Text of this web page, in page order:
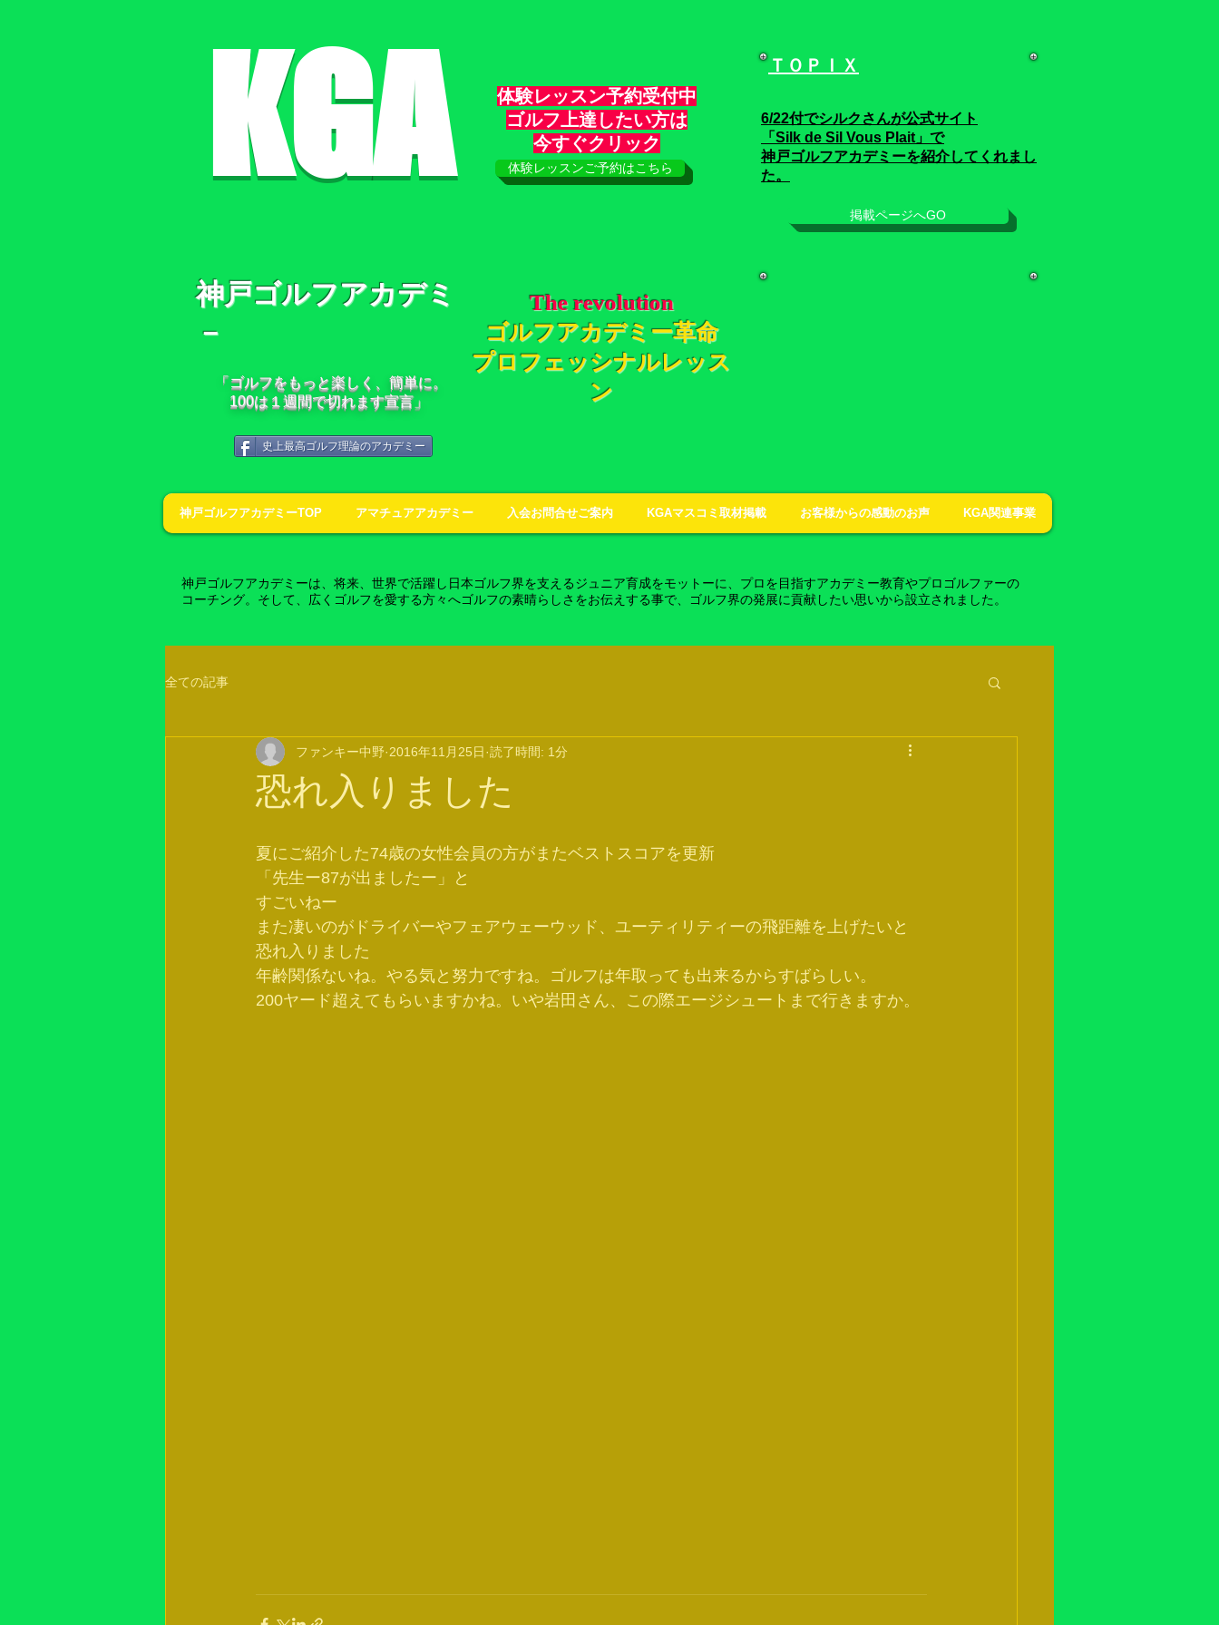
KGA
体験レッスン予約受付中
ゴルフ上達したい方は
​今すぐクリック
体験レッスンご予約はこちら
神戸ゴルフアカデミ
－
「ゴルフをもっと楽しく、簡単に。
100は１週間で切れます宣言」
The revolution
ゴルフアカデミー革命
プロフェッシナルレッス
ン
ＴＯＰＩＸ
6/22付でシルクさんが公式サイト
「Silk de Sil Vous Plait」 で
神戸ゴルフアカデミーを紹介してくれまし
た。
掲載ページへGO
史上最高ゴルフ理論のアカデミー
神戸ゴルフアカデミーTOP アマチュアアカデミー 入会お問合せご案内 KGAマスコミ取材掲載 お客様からの感動のお声 KGA関連事業
神戸ゴルフアカデミーは、将来、世界で活躍し日本ゴルフ界を支えるジュニア育成をモットーに、プロを目指すアカデミー教育やプロゴルファーの
コーチング。そして、広くゴルフを愛する方々へゴルフの素晴らしさをお伝えする事で、ゴルフ界の発展に貢献したい思いから設立されました。
全ての記事
恐れ入りました
ファンキー中野 2016年11月25日 読了時間: 1分
夏にご紹介した74歳の女性会員の方がまたベストスコアを更新
「先生ー87が出ましたー」と
すごいねー
また凄いのがドライバーやフェアウェーウッド、ユーティリティーの飛距離を上げたいと
恐れ入りました
年齢関係ないね。やる気と努力ですね。ゴルフは年取っても出来るからすばらしい。
200ヤード超えてもらいますかね。いや岩田さん、この際エージシュートまで行きますか。